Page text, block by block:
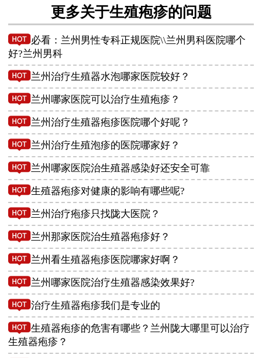
更多关于生殖疱疹的问题
必看：兰州男性专科正规医院\\兰州男科医院哪个
好?兰州男科
兰州治疗生殖器水泡哪家医院较好？
兰州哪家医院可以治疗生殖疱疹？
兰州治疗生殖器疱疹医院哪个好呢？
兰州治疗生殖泡疹的医院哪家好？
兰州哪家医院治生殖器感染好还安全可靠
生殖器疱疹对健康的影响有哪些呢?
兰州治疗疱疹只找陇大医院？
兰州那家医院治生殖器疱疹好？
兰州看生殖器疱疹医院哪家好啊？
兰州哪家医院治疗生殖器感染效果好?
治疗生殖器疱疹我们是专业的
生殖器疱疹的危害有哪些？兰州陇大哪里可以治疗
生殖器疱疹？